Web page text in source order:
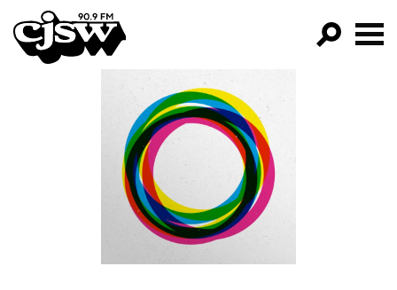
CJSW
FILTER BY:
PROGRAMS
EPISODES
NEWS